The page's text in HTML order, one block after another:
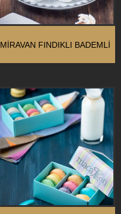
MIRAVAN FINDIKLI BADEMLI